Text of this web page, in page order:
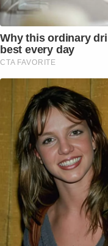
Why this ordinary
best every day
CTA FAVORITE